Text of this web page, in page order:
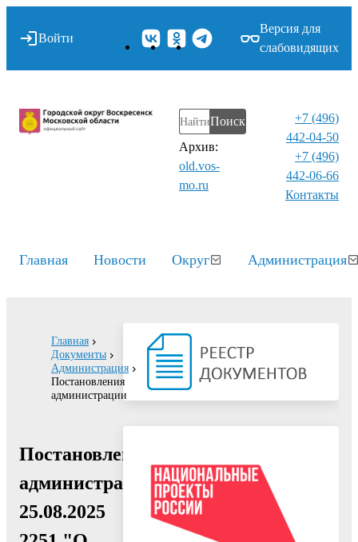
Войти
Версия для
слабовидящих
Поиск
Архив:
old.vos-
mo.ru
+7 (496)
442-04-50
+7 (496)
442-06-66
Контакты⁠
Главная Новости Округ Администрация
Главная
Документы
Администрация
Постановления
администрации
Постановление
администрации
25.08.2025